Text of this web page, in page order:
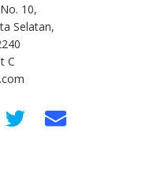
10,
Selatan,
C